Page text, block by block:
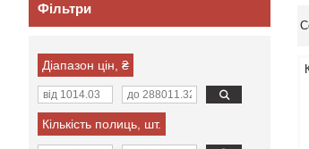
Фільтри
Діапазон цін, ₴
Кількість полиць, шт.